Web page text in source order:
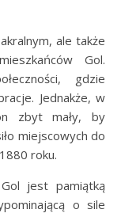
ale także
Gol.
gdzie
Jednakże, w
zbyt mały, by
miejscowych do
roku.
jest pamiątką
o sile